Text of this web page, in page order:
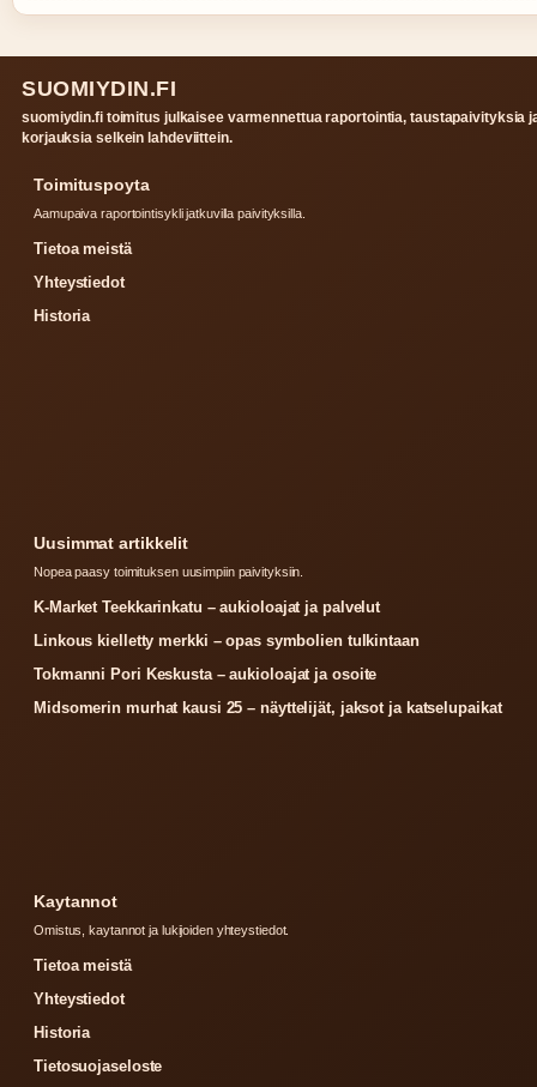
SUOMIYDIN.FI
suomiydin.fi toimitus julkaisee varmennettua raportointia, taustapaivityksia
korjauksia selkein lahdeviittein.
Toimituspoyta
Aamupaiva raportointisykli jatkuvilla paivityksilla.
Tietoa meistä
Yhteystiedot
Historia
Uusimmat artikkelit
Nopea paasy toimituksen uusimpiin paivityksiin.
K-Market Teekkarinkatu – aukioloajat ja palvelut
Linkous kielletty merkki – opas symbolien tulkintaan
Tokmanni Pori Keskusta – aukioloajat ja osoite
Midsomerin murhat kausi 25 – näyttelijät, jaksot ja katselupaikat
Kaytannot
Omistus, kaytannot ja lukijoiden yhteystiedot.
Tietoa meistä
Yhteystiedot
Historia
Tietosuojaseloste